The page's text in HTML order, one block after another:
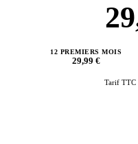
12 PREMIERS MOIS
29,99 €
Tarif TTC